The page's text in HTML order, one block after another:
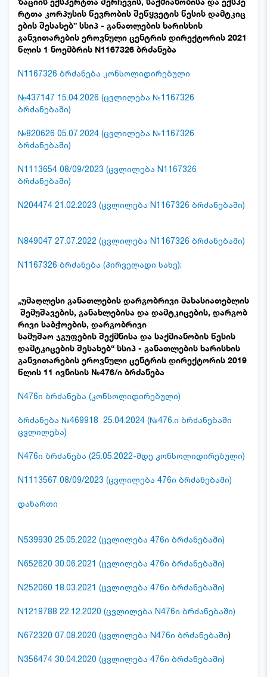
რტთა კორპუსის წევრობის შეწყვეტის წესის დამტკიც
ების შესახებ” სსიპ - განათლების ხარისხის
განვითარების ეროვნული ცენტრის დირექტორის 2021
წლის 1 ნოემბრის N1167326 ბრძანება
N1167326 ბრძანება კონსოლიდირებული
№437147 15.04.2026 (ცვლილება №1167326
ბრძანებაში)
№820626 05.07.2024 (ცვლილება №1167326
ბრძანებაში)
N1113654 08/09/2023 (ცვლილება N1167326
ბრძანებაში)
N204474 21.02.2023 (ცვლილება N1167326 ბრძანებაში)
N849047 27.07.2022 (ცვლილება N1167326 ბრძანებაში)
N1167326 ბრძანება (პირველადი სახე);
„უმაღლესი განათლების დარგობრივი მახასიათებლის
შემუშავების, განახლებისა და დამტკიცების, დარგობ
რივი საბჭოების, დარგობრივი
სამუშაო ჯგუფების შექმნისა და საქმიანობის წესის
დამტკიცების შესახებ“ სსიპ - განათლების ხარისხის
განვითარების ეროვნული ცენტრის დირექტორის 2019
წლის 11 ივნისის №476/ი ბრძანება
N476ი ბრძანება (კონსოლიდირებული)
ბრძანება №469918 25.04.2024 (№476.ი ბრძანებაში
ცვლილება)
N476ი ბრძანება (25.05.2022-მდე კონსოლიდირებული)
N1113567 08/09/2023 (ცვლილება 476ი ბრძანებაში)
დანართი
N539930 25.05.2022 (ცვლილება 476ი ბრძანებაში)
N652620 30.06.2021 (ცვლილება 476ი ბრძანებაში)
N252060 18.03.2021 (ცვლილება 476ი ბრძანებაში)
N1219788 22.12.2020 (ცვლილება N476ი ბრძანებაში)
N672320 07.08.2020 (ცვლილება N476ი ბრძანებაში)
N356474 30.04.2020 (ცვლილება 476ი ბრძანებაში)